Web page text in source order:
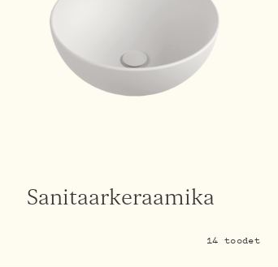
Sanitaarkeraamika
14 toodet